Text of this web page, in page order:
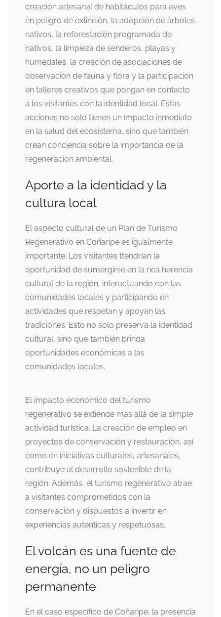
creación artesanal de habitáculos para aves
en peligro de extinción, la adopción de árboles
nativos, la reforestación programada de
nativos, la limpieza de senderos, playas y
humedales, la creación de asociaciones de
observación de fauna y flora y la participación
en talleres creativos que pongan en contacto
a los visitantes con la identidad local. Estas
acciones no solo tienen un impacto inmediato
en la salud del ecosistema, sino que también
crean conciencia sobre la importancia de la
regeneración ambiental.
Aporte a la identidad y la
cultura local
El aspecto cultural de un Plan de Turismo
Regenerativo en Coñaripe es igualmente
importante. Los visitantes ttendrían la
oportunidad de sumergirse en la rica herencia
cultural de la región, interactuando con las
comunidades locales y participando en
actividades que respetan y apoyan las
tradiciones. Esto no solo preserva la identidad
cultural, sino que también brinda
oportunidades económicas a las
comunidades locales.
El impacto económico del turismo
regenerativo se extiende más allá de la simple
actividad turística. La creación de empleo en
proyectos de conservación y restauración, así
como en iniciativas culturales, artesanales,
contribuye al desarrollo sostenible de la
región. Además, el turismo regenerativo atrae
a visitantes comprometidos con la
conservación y dispuestos a invertir en
experiencias auténticas y respetuosas.
El volcán es una fuente de
energía, no un peligro
permanente
En el caso específico de Coñaripe, la presencia